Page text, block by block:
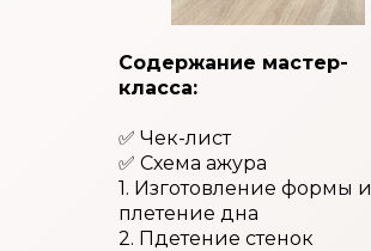
Содержание мастер-
класса:
✅ Чек-лист
✅ Схема ажура
1. Изготовление формы и
плетение дна
2. Пдетение стенок